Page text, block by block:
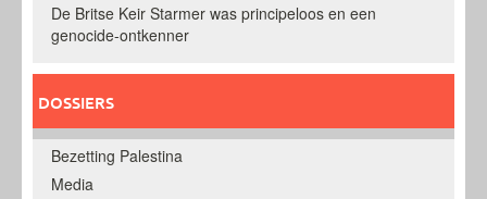
De Britse Keir Starmer was principeloos en een
genocide-ontkenner
DOSSIERS
Bezetting Palestina
Media